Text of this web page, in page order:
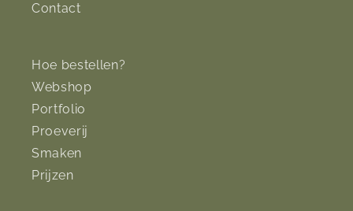
Contact
Hoe bestellen?
Webshop
Portfolio
Proeverij
Smaken
Prijzen